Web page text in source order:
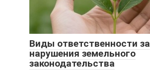
Виды ответственности за
нарушения земельного
законодательства